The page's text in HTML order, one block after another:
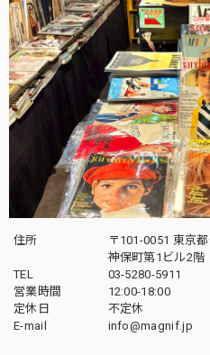
住所
〒101-0051 東京
神保町第1ビル2階
TEL
03-5280-5911
営業時間
12:00-18:00
定休日
不定休
E-mail
info@magnif.jp